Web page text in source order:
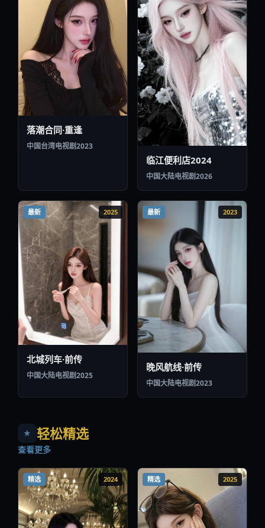
落潮合同·重逢
中国台湾电视剧2023
临江便利店2024
中国大陆电视剧2026
最新 2025
北城列车·前传
中国大陆电视剧2025
最新 2023
晚风航线·前传
中国大陆电视剧2023
★ 轻松精选
查看更多
精选 2024 精选 2025